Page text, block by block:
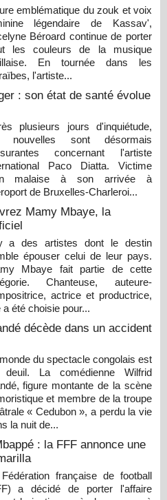
emblématique du zouk et voix
légendaire de Kassav',
Béroard continue de porter
les couleurs de la musique
En tournée dans les
l'artiste...
: son état de santé évolue
plusieurs jours d'inquiétude,
nouvelles sont désormais
concernant l'artiste
Paco Diatta. Victime
malaise à son arrivée à
de Bruxelles-Charleroi...
Mamy Mbaye, la
a des artistes dont le destin
épouser celui de leur pays.
Mbaye fait partie de cette
Chanteuse, auteure-
actrice et productrice,
a été choisie pour...
décède dans un accident
du spectacle congolais est
deuil. La comédienne Wilfrid
figure montante de la scène
et membre de la troupe
« Cedubon », a perdu la vie
la nuit de...
: la FFF annonce une
française de football
a décidé de porter l'affaire